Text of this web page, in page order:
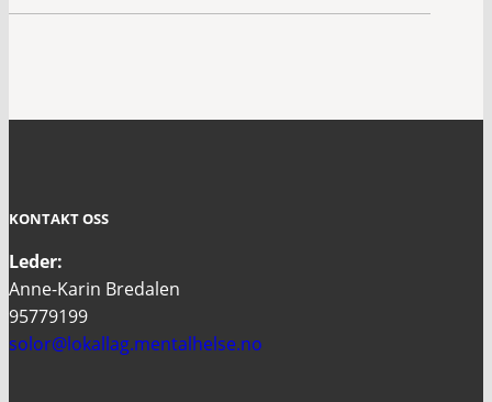
KONTAKT OSS
Leder:
Anne-Karin Bredalen
95779199
solor@lokallag.mentalhelse.no